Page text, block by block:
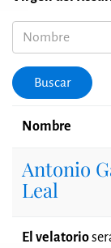
Nombre
Buscar
Nombre
Antonio
Leal
El velatorio